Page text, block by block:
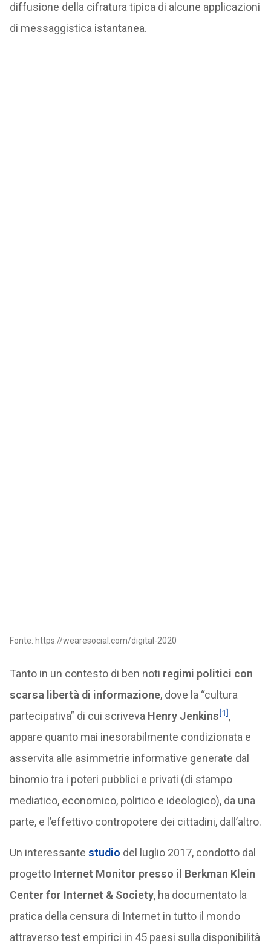
diffusione della cifratura tipica di alcune applicazioni
di messaggistica istantanea.
Fonte: https://wearesocial.com/digital-2020
Tanto in un contesto di ben noti regimi politici con
scarsa libertà di informazione, dove la “cultura
partecipativa” di cui scriveva Henry Jenkins[1] ,
appare quanto mai inesorabilmente condizionata e
asservita alle asimmetrie informative generate dal
binomio tra i poteri pubblici e privati (di stampo
mediatico, economico, politico e ideologico), da una
parte, e l’effettivo contropotere dei cittadini, dall’altro.
Un interessante studio del luglio 2017, condotto dal
progetto Internet Monitor presso il Berkman Klein
Center for Internet & Society, ha documentato la
pratica della censura di Internet in tutto il mondo
attraverso test empirici in 45 paesi sulla disponibilità